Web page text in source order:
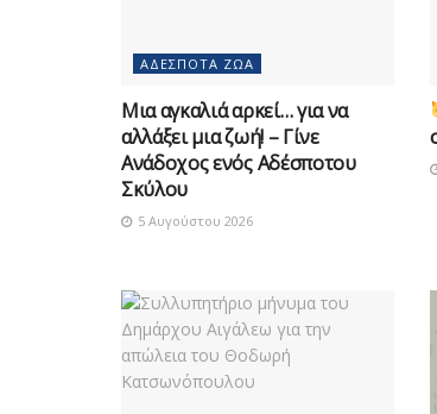
ΑΔΈΣΠΟΤΑ ΖΏΑ
Μια αγκαλιά αρκεί… για να
αλλάξει μια ζωή! – Γίνε
Ανάδοχος ενός Αδέσποτου
Σκύλου
5 Αυγούστου 2026